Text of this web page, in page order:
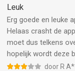
Leuk
Erg goede en leuke
Helaas crasht de
moet dus telkens
hopelijk wordt deze
door R